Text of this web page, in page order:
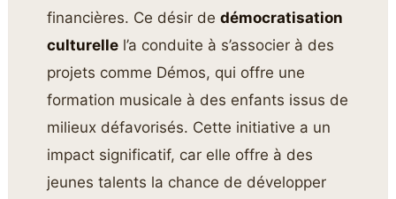
financières. Ce désir dedémocratisation
culturelle l’a conduite à s’associer à des
projets comme Démos, qui offre une
formation musicale à des enfants issus de
milieux défavorisés. Cette initiative a un
impact significatif, car elle offre à des
jeunes talents la chance de développer